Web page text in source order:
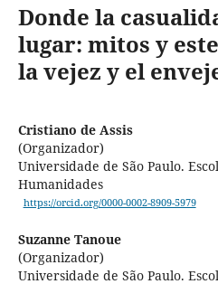
Donde la
lugar: mitos y
la vejez y el
Cristiano de Assis
(Organizador)
Universidade de São Paulo.
Humanidades
https://orcid.org/0000-0002-8909-5979
Suzanne Tanoue
(Organizador)
Universidade de São Paulo.